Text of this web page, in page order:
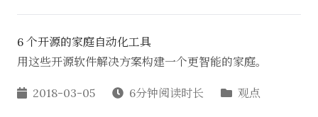
6 个开源的家庭自动化工具
用这些开源软件解决方案构建一个更智能的家庭。
2018-03-05 6分钟阅读时长 观点